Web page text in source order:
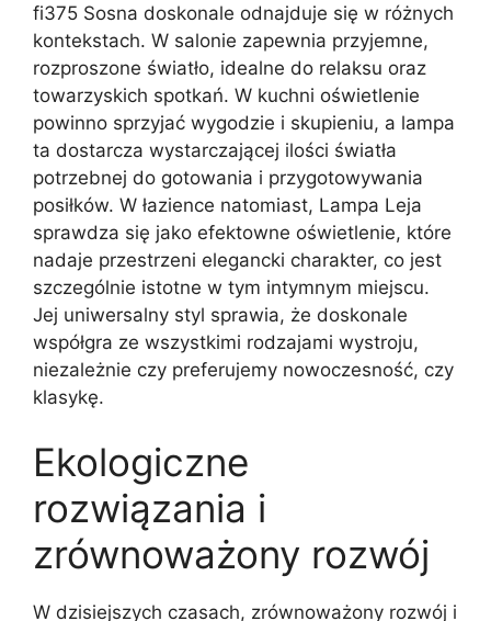
fi375 Sosna doskonale odnajduje się w różnych
kontekstach. W salonie zapewnia przyjemne,
rozproszone światło, idealne do relaksu oraz
towarzyskich spotkań. W kuchni oświetlenie
powinno sprzyjać wygodzie i skupieniu, a lampa
ta dostarcza wystarczającej ilości światła
potrzebnej do gotowania i przygotowywania
posiłków. W łazience natomiast, Lampa Leja
sprawdza się jako efektowne oświetlenie, które
nadaje przestrzeni elegancki charakter, co jest
szczególnie istotne w tym intymnym miejscu.
Jej uniwersalny styl sprawia, że doskonale
współgra ze wszystkimi rodzajami wystroju,
niezależnie czy preferujemy nowoczesność, czy
klasykę.
Ekologiczne
rozwiązania i
zrównoważony rozwój
W dzisiejszych czasach, zrównoważony rozwój i